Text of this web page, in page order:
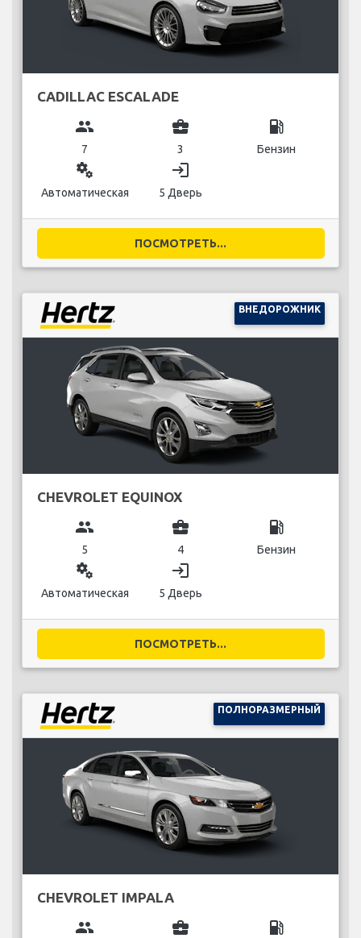
CADILLAC ESCALADE
group
7
business_center
3
local_gas_station
Бензин
miscellaneous_services
Автоматическая
login
5 Дверь
ПОСМОТРЕТЬ...
ВНЕДОРОЖНИК
CHEVROLET EQUINOX
group
5
business_center
4
local_gas_station
Бензин
miscellaneous_services
Автоматическая
login
5 Дверь
ПОСМОТРЕТЬ...
ПОЛНОРАЗМЕРНЫЙ
CHEVROLET IMPALA
group business_center local_gas_station